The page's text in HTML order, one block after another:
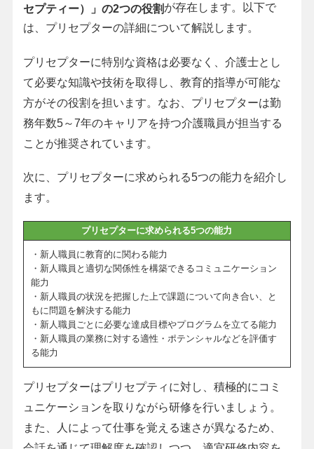
セプティー）」の2つの役割が存在します。以下で
は、プリセプターの詳細について解説します。
プリセプターに特別な資格は必要なく、介護士とし
て必要な知識や技術を取得し、教育的指導が可能な
方がその役割を担います。なお、プリセプターは勤
務年数5～7年のキャリアを持つ介護職員が担当する
ことが推奨されています。
次に、プリセプターに求められる5つの能力を紹介し
ます。
プリセプターに求められる5つの能力
・新人職員に教育的に関わる能力
・新人職員と適切な関係性を構築できるコミュニケーション
能力
・新人職員の状況を把握した上で課題について向き合い、と
もに問題を解決する能力
・新人職員ごとに必要な達成目標やプログラムを立てる能力
・新人職員の業務に対する適性・ポテンシャルなどを評価す
る能力
プリセプターはプリセプティに対し、積極的にコミ
ュニケーションを取りながら研修を行いましょう。
また、人によって仕事を覚える速さが異なるため、